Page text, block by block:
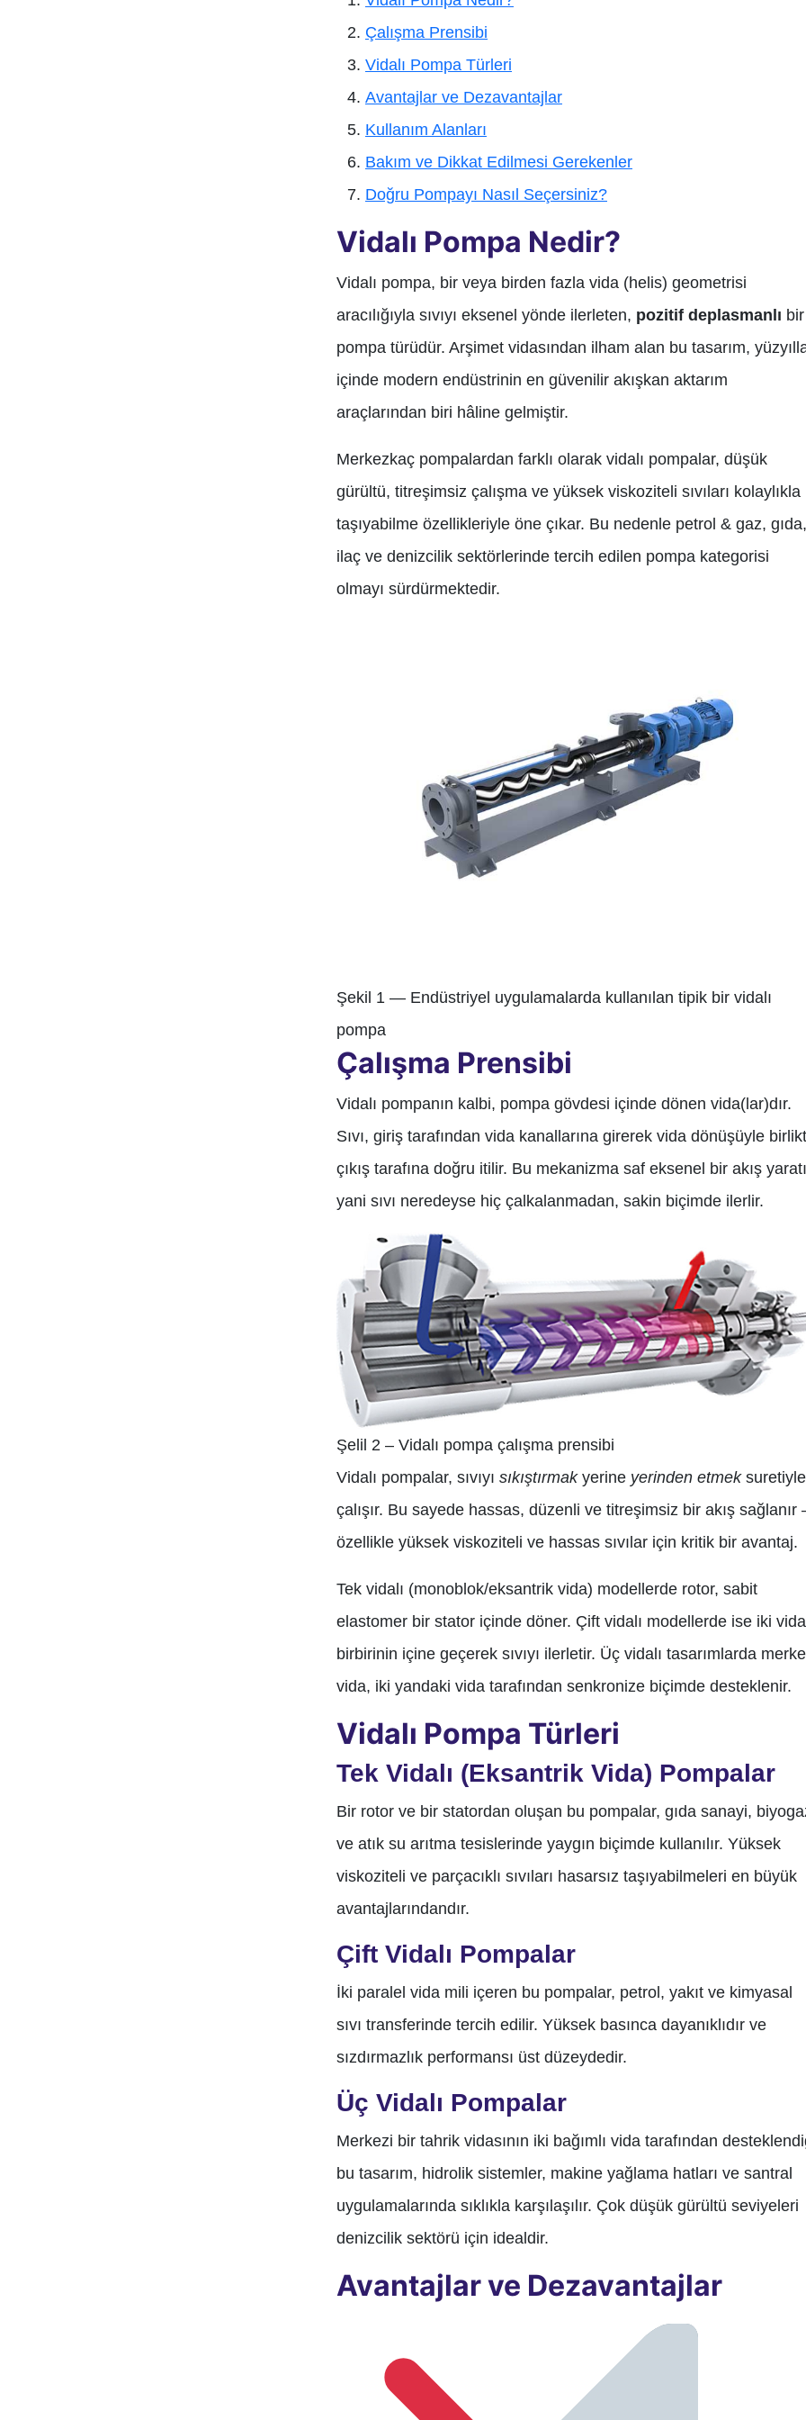
Çalışma Prensibi
Vidalı Pompa Türleri
Avantajlar ve Dezavantajlar
Kullanım Alanları
Bakım ve Dikkat Edilmesi Gerekenler
Doğru Pompayı Nasıl Seçersiniz?
Vidalı Pompa Nedir?
Vidalı pompa, bir veya birden fazla vida (helis) geometrisi
aracılığıyla sıvıyı eksenel yönde ilerleten, pozitif deplasmanlı bir
pompa türüdür. Arşimet vidasından ilham alan bu tasarım,
içinde modern endüstrinin en güvenilir akışkan aktarım
araçlarından biri hâline gelmiştir.
Merkezkaç pompalardan farklı olarak vidalı pompalar, düşük
gürültü, titreşimsiz çalışma ve yüksek viskoziteli sıvıları kolaylıkla
taşıyabilme özellikleriyle öne çıkar. Bu nedenle petrol & gaz, gıda,
ilaç ve denizcilik sektörlerinde tercih edilen pompa kategorisi
olmayı sürdürmektedir.
Şekil 1 — Endüstriyel uygulamalarda kullanılan tipik bir vidalı
pompa
Çalışma Prensibi
Vidalı pompanın kalbi, pompa gövdesi içinde dönen vida(lar)dır.
Sıvı, giriş tarafından vida kanallarına girerek vida dönüşüyle
çıkış tarafına doğru itilir. Bu mekanizma saf eksenel bir akış
yani sıvı neredeyse hiç çalkalanmadan, sakin biçimde ilerlir.
Şelil 2 – Vidalı pompa çalışma prensibi
Vidalı pompalar, sıvıyı sıkıştırmakyerine yerinden etmeksuretiyle
çalışır. Bu sayede hassas, düzenli ve titreşimsiz bir akış
özellikle yüksek viskoziteli ve hassas sıvılar için kritik bir avantaj.
Tek vidalı (monoblok/eksantrik vida) modellerde rotor, sabit
elastomer bir stator içinde döner. Çift vidalı modellerde ise iki vida
birbirinin içine geçerek sıvıyı ilerletir. Üç vidalı tasarımlarda
vida, iki yandaki vida tarafından senkronize biçimde desteklenir.
Vidalı Pompa Türleri
Tek Vidalı (Eksantrik Vida) Pompalar
Bir rotor ve bir statordan oluşan bu pompalar, gıda sanayi,
ve atık su arıtma tesislerinde yaygın biçimde kullanılır. Yüksek
viskoziteli ve parçacıklı sıvıları hasarsız taşıyabilmeleri en büyük
avantajlarındandır.
Çift Vidalı Pompalar
İki paralel vida mili içeren bu pompalar, petrol, yakıt ve kimyasal
sıvı transferinde tercih edilir. Yüksek basınca dayanıklıdır ve
sızdırmazlık performansı üst düzeydedir.
Üç Vidalı Pompalar
Merkezi bir tahrik vidasının iki bağımlı vida tarafından
bu tasarım, hidrolik sistemler, makine yağlama hatları ve santral
uygulamalarında sıklıkla karşılaşılır. Çok düşük gürültü seviyeleri
denizcilik sektörü için idealdir.
Avantajlar ve Dezavantajlar